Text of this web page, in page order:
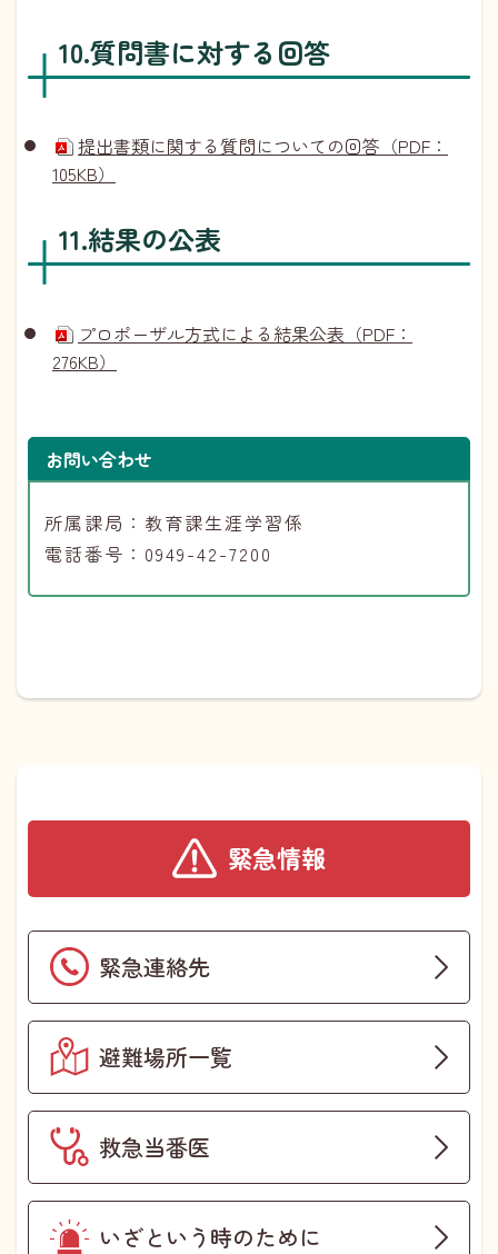
10.質問書に対する回答
提出書類に関する質問についての回答（PDF：
105KB）
11.結果の公表
プロポーザル方式による結果公表（PDF：
276KB）
お問い合わせ
所属課局：教育課生涯学習係
電話番号：0949-42-7200
緊急情報
緊急連絡先
避難場所一覧
救急当番医
いざという時のために